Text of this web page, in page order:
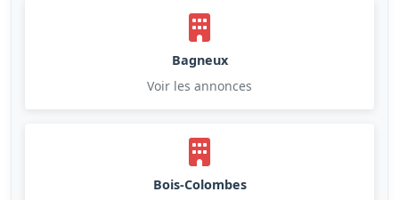
Bagneux
Voir les annonces
Bois-Colombes